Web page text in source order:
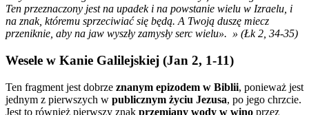
Ten przeznaczony jest na upadek i na powstanie wielu w Izraelu, i
na znak, któremu sprzeciwiać się będą. A Twoją duszę miecz
przeniknie, aby na jaw wyszły zamysły serc wielu». » (Łk 2, 34-35)
Wesele w Kanie Galilejskiej (Jan 2, 1-11)
Ten fragment jest dobrze znanym epizodem w Biblii, ponieważ jest
jednym z pierwszych w publicznym życiu Jezusa, po jego chrzcie.
Jest to również pierwszy znak przemiany wody w wino przez